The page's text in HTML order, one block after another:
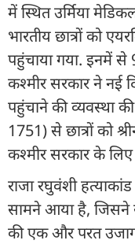
में स्थित उर्मिया
भारतीय छात्रों को
पहुंचाया गया. इनमें से
कश्मीर सरकार ने नई
पहुंचाने की व्यवस्था
1751) से छात्रों को
कश्मीर सरकार के लिए
राजा रघुवंशी
सामने आया है, जिसने
की एक और परत